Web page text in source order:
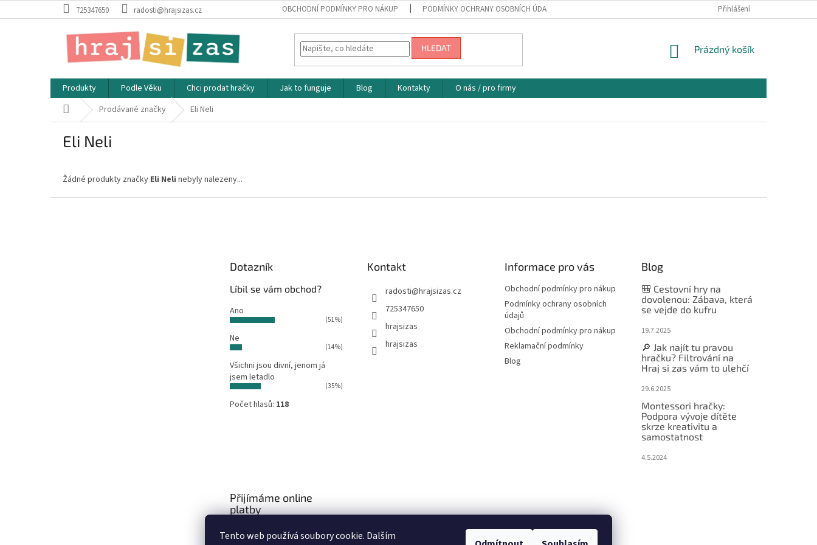
Tento web používá soubory cookie. Dalším
na
725347650 radosti@hrajsizas.cz OBCHODNÍ PODMÍNKY PRO NÁKUP PODMÍNKY OCHRANY OSOBNÍCH ÚDAJŮ REKLAMAČNÍ PODMÍNKY
Přihlášení
HLEDAT
NÁKUPNÍ
Prázdný košík
Produkty Podle Věku Chci prodat hračky Jak to funguje Blog Kontakty
O nás / pro firmy
Domů Prodávané značky Eli Neli
Eli Neli
Žádné produkty značky Eli Neli nebyly nalezeny...
Dotazník
Líbil se vám obchod?
Ano
(51%)
Ne
(14%)
Všichni jsou divní, jenom já
jsem letadlo
(35%)
Počet hlasů: 118
Kontakt
radosti@hrajsizas.cz
725347650
hrajsizas
hrajsizas
Informace pro vás
Obchodní podmínky pro nákup
Podmínky ochrany osobních
údajů
Obchodní podmínky pro nákup
Reklamační podmínky
Blog
Blog
🎒 Cestovní hry na
dovolenou: Zábava, která
se vejde do kufru
19.7.2025
🔎 Jak najít tu pravou
hračku? Filtrování na
Hraj si zas vám to ulehčí
29.6.2025
Montessori hračky:
Podpora vývoje dítěte
skrze kreativitu a
samostatnost
4.5.2024
Přijímáme online
platby